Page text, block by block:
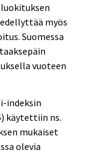
myös
Suomessa
vuoteen
indeksin
käytettiin ns.
mukaiset
olevia